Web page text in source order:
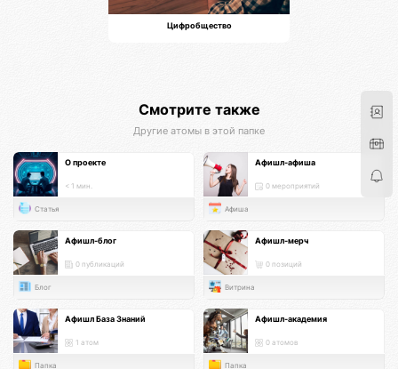
Цифробщество
Смотрите также
Другие атомы в этой папке
О проекте
< 1 мин.
Статья
Афишл-афиша
0 мероприятий
Афиша
Афишл-блог
0 публикаций
Блог
Афишл-мерч
0 позиций
Витрина
Афишл База Знаний
1 атом
Папка
Афишл-академия
0 атомов
Папка